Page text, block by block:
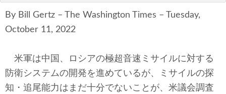
国境・移民政策
テクノロジー
コメンタリー
社説
By Bill Gertz – The Washington Times – Tuesday,
October 11, 2022
米軍は中国、ロシアの極超音速ミサイルに対する
防衛システムの開発を進めているが、ミサイルの探
知・追尾能力はまだ十分でないことが、米議会調査